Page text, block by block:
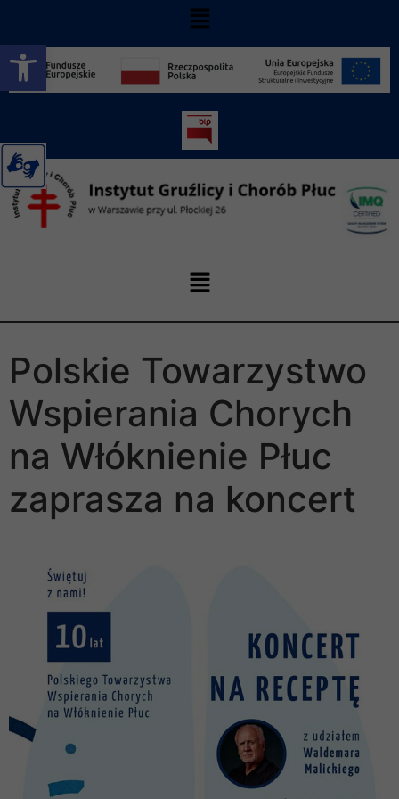
Otwórz pasek narzędzi
Polskie Towarzystwo
Wspierania Chorych
na Włóknienie Płuc
zaprasza na koncert